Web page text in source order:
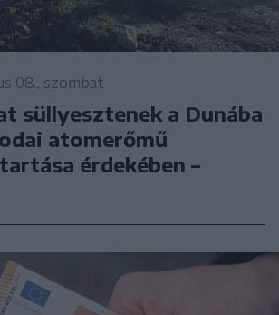
08., szombat
süllyesztenek a Dunába
atomerőmű
érdekében –